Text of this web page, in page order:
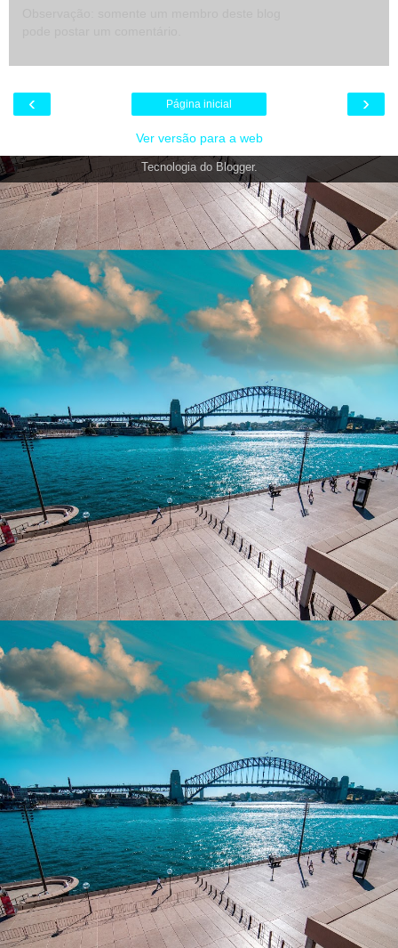
‹ ›
Página inicial
Ver versão para a web
Tecnologia do Blogger.